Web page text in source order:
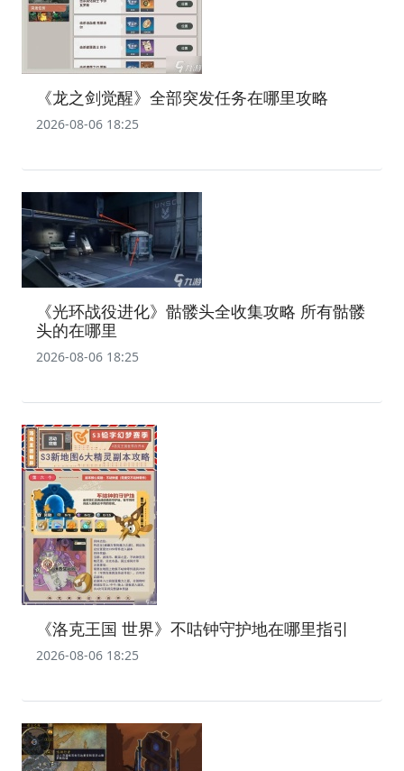
《龙之剑觉醒》全部突发任务在哪里攻略
2026-08-06 18:25
《光环战役进化》骷髅头全收集攻略 所有骷髅
头的在哪里
2026-08-06 18:25
‌《洛克王国 世界》不咕钟守护地在哪里指引‌
2026-08-06 18:25